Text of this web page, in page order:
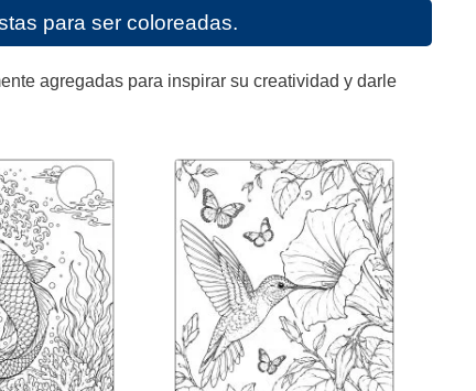
para ser coloreadas.
agregadas para inspirar su creatividad y darle